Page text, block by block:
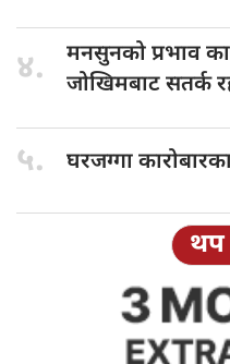
४. मनसुनको प्रभाव
जोखिमबाट सतर्क
५. घरजग्गा